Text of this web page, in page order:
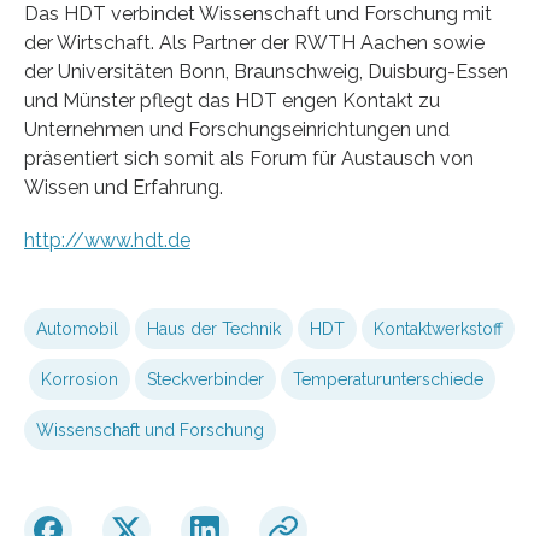
Das HDT verbindet Wissenschaft und Forschung mit
der Wirtschaft. Als Partner der RWTH Aachen sowie
der Universitäten Bonn, Braunschweig, Duisburg-Essen
und Münster pflegt das HDT engen Kontakt zu
Unternehmen und Forschungseinrichtungen und
präsentiert sich somit als Forum für Austausch von
Wissen und Erfahrung.
http://www.hdt.de
Automobil Haus der Technik HDT Kontaktwerkstoff
Korrosion Steckverbinder Temperaturunterschiede
Wissenschaft und Forschung